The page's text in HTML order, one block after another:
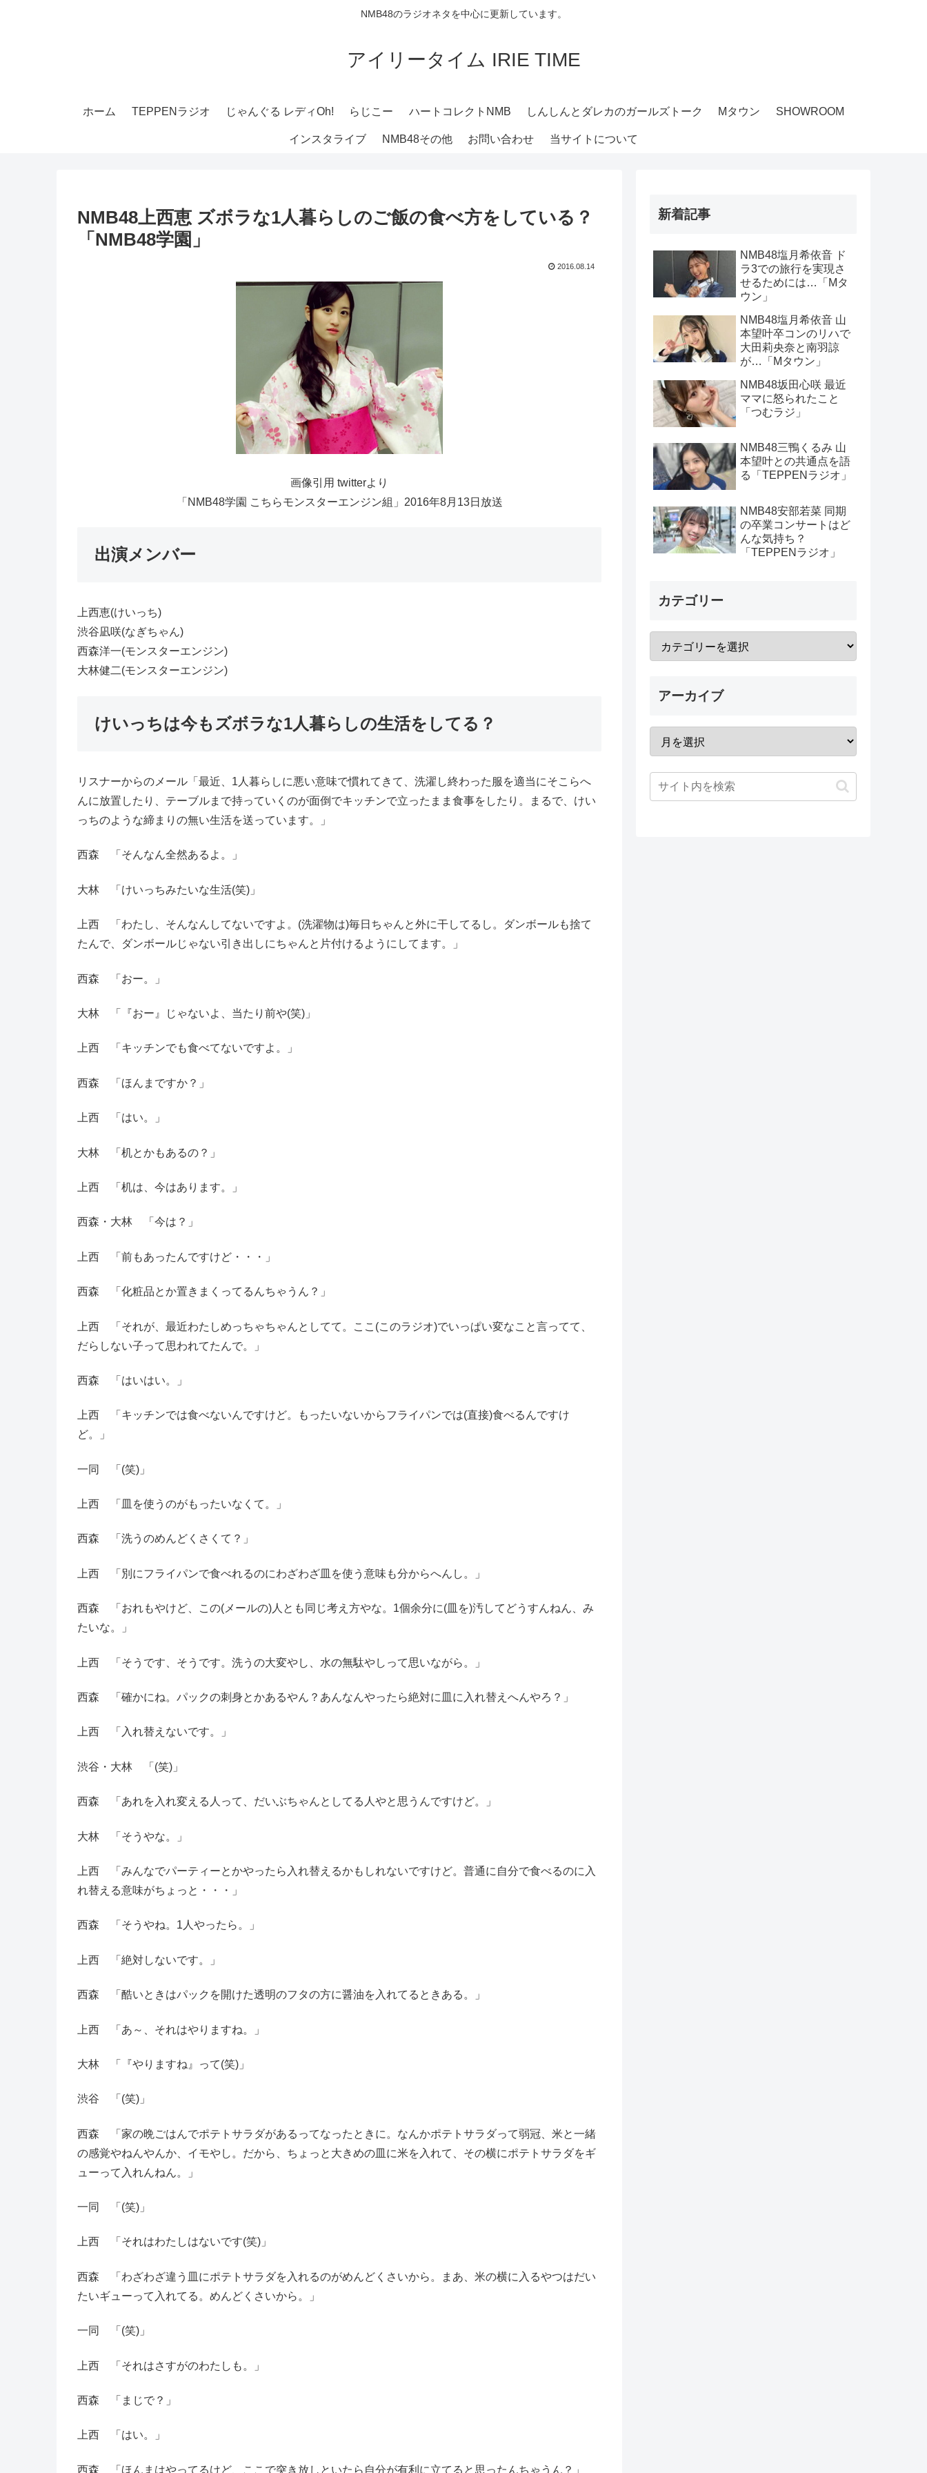
NMB48のラジオネタを中心に更新しています。
アイリータイム IRIE TIME
ホーム TEPPENラジオ じゃんぐる レディOh! らじこー ハートコレクトNMB しんしんとダレカのガールズトーク Mタウン SHOWROOM
インスタライブ NMB48その他 お問い合わせ 当サイトについて
NMB48上西恵 ズボラな1人暮らしのご飯の食べ方をしている？
「NMB48学園」
2016.08.14
画像引用 twitterより
「NMB48学園 こちらモンスターエンジン組」2016年8月13日放送
出演メンバー
上西恵(けいっち)
渋谷凪咲(なぎちゃん)
西森洋一(モンスターエンジン)
大林健二(モンスターエンジン)
けいっちは今もズボラな1人暮らしの生活をしてる？
リスナーからのメール「最近、1人暮らしに悪い意味で慣れてきて、洗濯し終わった服を適当にそこらへ
んに放置したり、テーブルまで持っていくのが面倒でキッチンで立ったまま食事をしたり。まるで、けい
っちのような締まりの無い生活を送っています。」
西森 「そんなん全然あるよ。」
大林 「けいっちみたいな生活(笑)」
上西 「わたし、そんなんしてないですよ。(洗濯物は)毎日ちゃんと外に干してるし。ダンボールも捨て
たんで、ダンボールじゃない引き出しにちゃんと片付けるようにしてます。」
西森 「おー。」
大林 「『おー』じゃないよ、当たり前や(笑)」
上西 「キッチンでも食べてないですよ。」
西森 「ほんまですか？」
上西 「はい。」
大林 「机とかもあるの？」
上西 「机は、今はあります。」
西森・大林 「今は？」
上西 「前もあったんですけど・・・」
西森 「化粧品とか置きまくってるんちゃうん？」
上西 「それが、最近わたしめっちゃちゃんとしてて。ここ(このラジオ)でいっぱい変なこと言ってて、
だらしない子って思われてたんで。」
西森 「はいはい。」
上西 「キッチンでは食べないんですけど。もったいないからフライパンでは(直接)食べるんですけ
ど。」
一同 「(笑)」
上西 「皿を使うのがもったいなくて。」
西森 「洗うのめんどくさくて？」
上西 「別にフライパンで食べれるのにわざわざ皿を使う意味も分からへんし。」
西森 「おれもやけど、この(メールの)人とも同じ考え方やな。1個余分に(皿を)汚してどうすんねん、み
たいな。」
上西 「そうです、そうです。洗うの大変やし、水の無駄やしって思いながら。」
西森 「確かにね。パックの刺身とかあるやん？あんなんやったら絶対に皿に入れ替えへんやろ？」
上西 「入れ替えないです。」
渋谷・大林 「(笑)」
西森 「あれを入れ変える人って、だいぶちゃんとしてる人やと思うんですけど。」
大林 「そうやな。」
上西 「みんなでパーティーとかやったら入れ替えるかもしれないですけど。普通に自分で食べるのに入
れ替える意味がちょっと・・・」
西森 「そうやね。1人やったら。」
上西 「絶対しないです。」
西森 「酷いときはパックを開けた透明のフタの方に醤油を入れてるときある。」
上西 「あ～、それはやりますね。」
大林 「『やりますね』って(笑)」
渋谷 「(笑)」
西森 「家の晩ごはんでポテトサラダがあるってなったときに。なんかポテトサラダって弱冠、米と一緒
の感覚やねんやんか、イモやし。だから、ちょっと大きめの皿に米を入れて、その横にポテトサラダをギ
ューって入れんねん。」
一同 「(笑)」
上西 「それはわたしはないです(笑)」
西森 「わざわざ違う皿にポテトサラダを入れるのがめんどくさいから。まあ、米の横に入るやつはだい
たいギューって入れてる。めんどくさいから。」
一同 「(笑)」
上西 「それはさすがのわたしも。」
西森 「まじで？」
上西 「はい。」
西森 「ほんまはやってるけど、ここで突き放しといたら自分が有利に立てると思ったんちゃうん？」
新着記事
NMB48塩月希依音 ド
ラ3での旅行を実現さ
せるためには…「Mタ
ウン」
NMB48塩月希依音 山
本望叶卒コンのリハで
大田莉央奈と南羽諒
が…「Mタウン」
NMB48坂田心咲 最近
ママに怒られたこと
「つむラジ」
NMB48三鴨くるみ 山
本望叶との共通点を語
る「TEPPENラジオ」
NMB48安部若菜 同期
の卒業コンサートはど
んな気持ち？
「TEPPENラジオ」
カテゴリー
アーカイブ